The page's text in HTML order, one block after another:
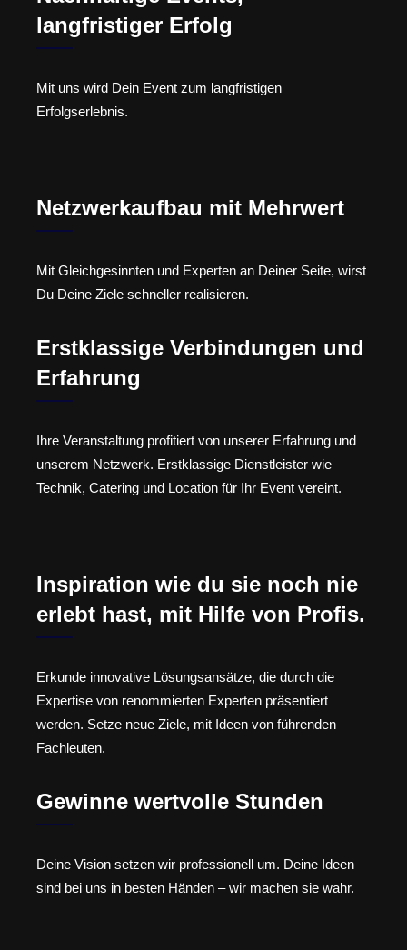
langfristiger Erfolg
Mit uns wird Dein Event zum langfristigen
Erfolgserlebnis.
Netzwerkaufbau mit Mehrwert
Mit Gleichgesinnten und Experten an Deiner Seite, wirst
Du Deine Ziele schneller realisieren.
Erstklassige Verbindungen und
Erfahrung
Ihre Veranstaltung profitiert von unserer Erfahrung und
unserem Netzwerk. Erstklassige Dienstleister wie
Technik, Catering und Location für Ihr Event vereint.
Inspiration wie du sie noch nie
erlebt hast, mit Hilfe von Profis.
Erkunde innovative Lösungsansätze, die durch die
Expertise von renommierten Experten präsentiert
werden. Setze neue Ziele, mit Ideen von führenden
Fachleuten.
Gewinne wertvolle Stunden
Deine Vision setzen wir professionell um. Deine Ideen
sind bei uns in besten Händen – wir machen sie wahr.